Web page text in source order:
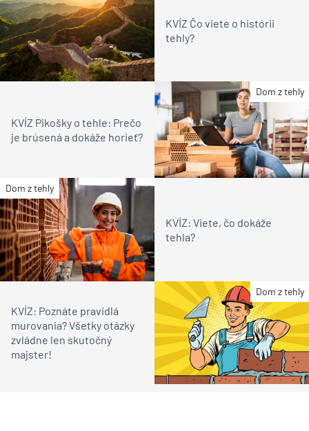
KVÍZ Čo viete o histórii
tehly?
Dom z tehly
KVÍZ Pikošky o tehle: Prečo
je brúsená a dokáže horieť?
Dom z tehly
KVÍZ: Viete, čo dokáže
tehla?
Dom z tehly
KVÍZ: Poznáte pravidlá
murovania? Všetky otázky
zvládne len skutočný
majster!